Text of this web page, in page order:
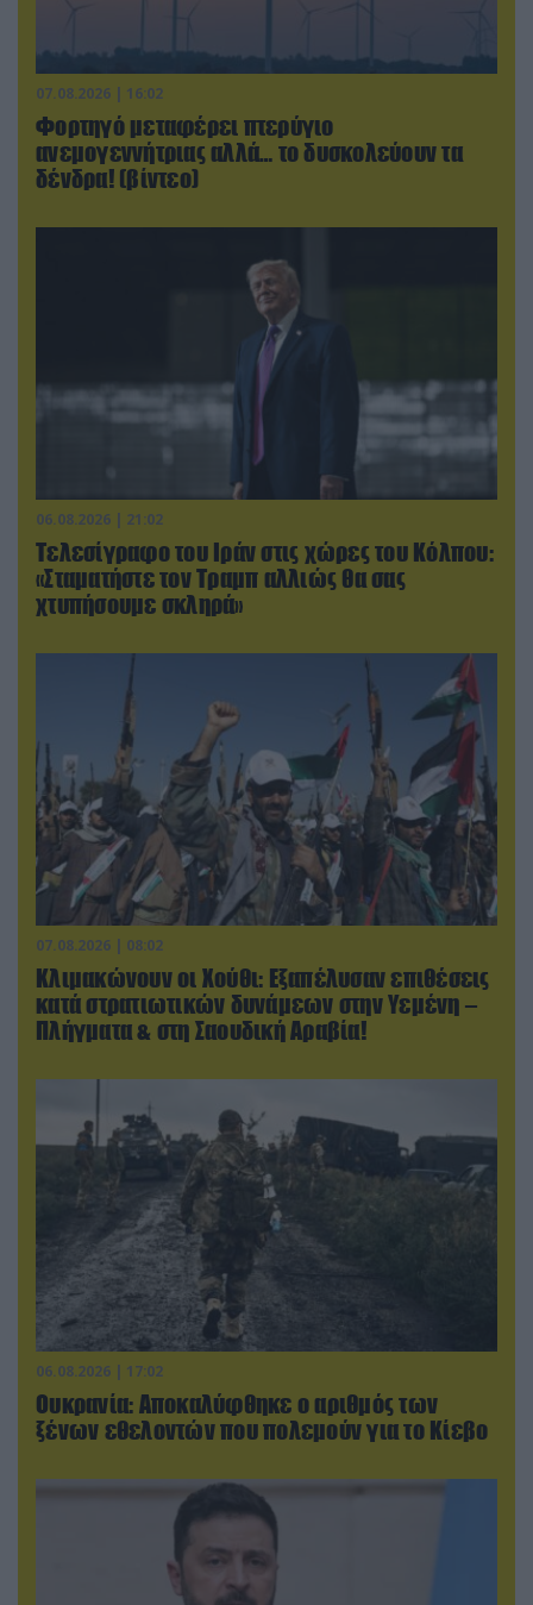
07.08.2026 | 16:02
Φορτηγό μεταφέρει πτερύγιο
ανεμογεννήτριας αλλά… το δυσκολεύουν τα
δένδρα! (βίντεο)
06.08.2026 | 21:02
Τελεσίγραφο του Ιράν στις χώρες του Κόλπου:
«Σταματήστε τον Τραμπ αλλιώς θα σας
χτυπήσουμε σκληρά»
07.08.2026 | 08:02
Κλιμακώνουν οι Χούθι: Eξαπέλυσαν επιθέσεις
κατά στρατιωτικών δυνάμεων στην Υεμένη –
Πλήγματα & στη Σαουδική Αραβία!
06.08.2026 | 17:02
Ουκρανία: Αποκαλύφθηκε ο αριθμός των
ξένων εθελοντών που πολεμούν για το Κίεβο